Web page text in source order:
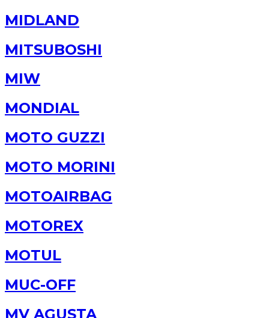
MIDLAND
MITSUBOSHI
MIW
MONDIAL
MOTO GUZZI
MOTO MORINI
MOTOAIRBAG
MOTOREX
MOTUL
MUC-OFF
MV AGUSTA